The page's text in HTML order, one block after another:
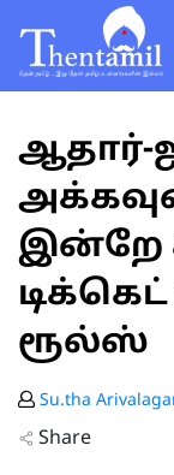
ஆதார்-
இன்றே
டிக்கெட்
ரூல்ஸ்
Su.tha
Share